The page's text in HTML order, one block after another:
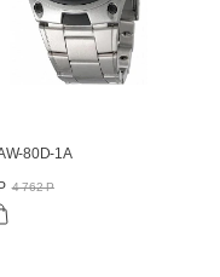
80D-1A
4 762 Р